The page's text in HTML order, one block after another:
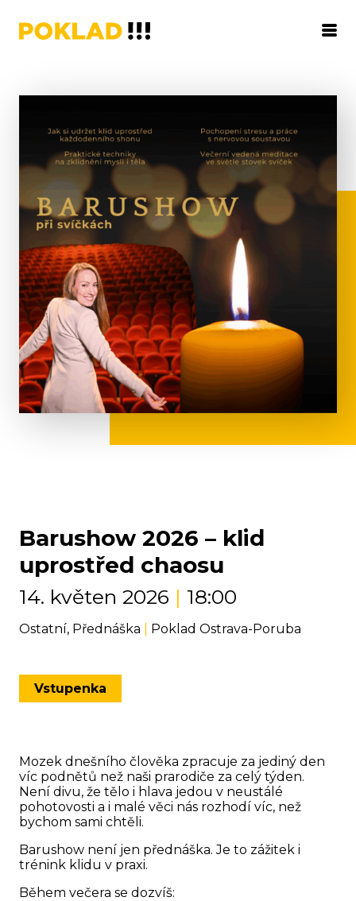
Barushow 2026 – klid
uprostřed chaosu
14. květen 2026 | 18:00
Ostatní, Přednáška Poklad Ostrava-Poruba
Vstupenka
Mozek dnešního člověka zpracuje za jediný den
víc podnětů než naši prarodiče za celý týden.
Není divu, že tělo i hlava jedou v neustálé
pohotovosti a i malé věci nás rozhodí víc, než
bychom sami chtěli.
Barushow není jen přednáška. Je to zážitek i
trénink klidu v praxi.
Během večera se dozvíš: